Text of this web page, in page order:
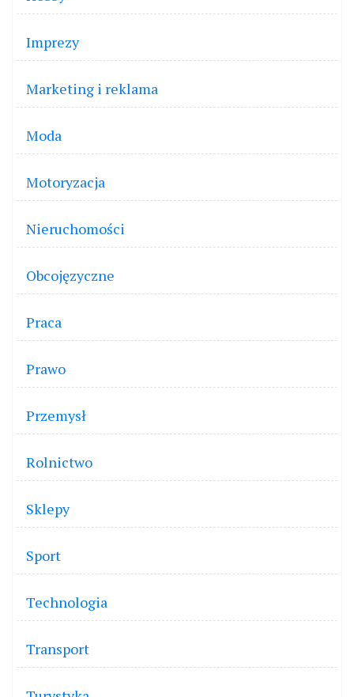
Imprezy
Marketing i reklama
Moda
Motoryzacja
Nieruchomości
Obcojęzyczne
Praca
Prawo
Przemysł
Rolnictwo
Sklepy
Sport
Technologia
Transport